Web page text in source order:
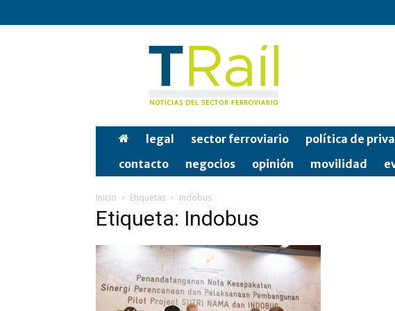
Tren
legal sector ferroviario política de
contacto
negocios opinión movilidad
Inicio Etiquetas Indobus
Etiqueta: Indobus